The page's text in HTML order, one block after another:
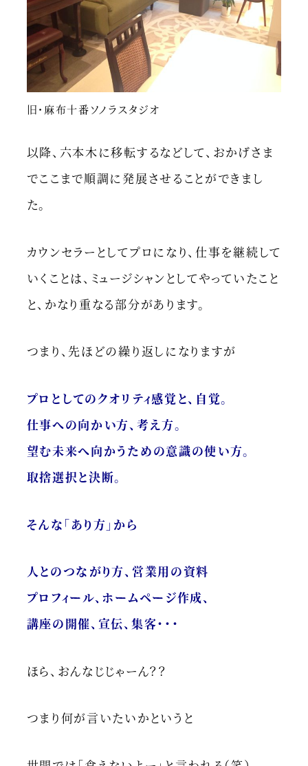
旧・麻布十番ソノラスタジオ
以降、六本木に移転するなどして、おかげさま
でここまで順調に発展させることができまし
た。
カウンセラーとしてプロになり、仕事を継続して
いくことは、ミュージシャンとしてやっていたこと
と、かなり重なる部分があります。
つまり、先ほどの繰り返しになりますが
プロとしてのクオリティ感覚と、自覚。
仕事への向かい方、考え方。
望む未来へ向かうための意識の使い方。
取捨選択と決断。
そんな「あり方」から
人とのつながり方、営業用の資料
プロフィール、ホームページ作成、
講座の開催、宣伝、集客・・・
ほら、おんなじじゃーん？？
つまり何が言いたいかというと